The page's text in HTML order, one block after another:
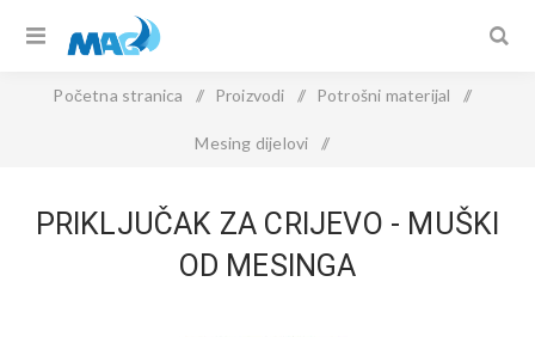
Početna stranica / Proizvodi / Potrošni materijal /
Mesing dijelovi /
PRIKLJUČAK ZA CRIJEVO - MUŠKI
OD MESINGA